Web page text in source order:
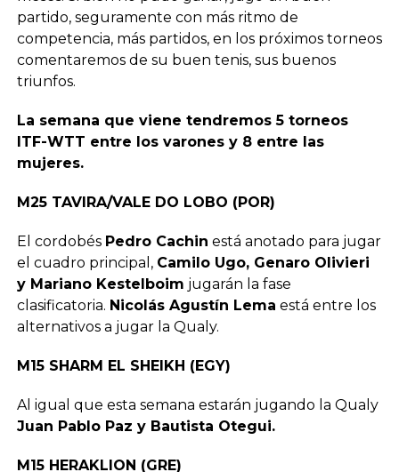
partido, seguramente con más ritmo de
competencia, más partidos, en los próximos torneos
comentaremos de su buen tenis, sus buenos
triunfos.
La semana que viene tendremos 5 torneos
ITF-WTT entre los varones y 8 entre las
mujeres.
M25 TAVIRA/VALE DO LOBO (POR)
El cordobés Pedro Cachin está anotado para jugar
el cuadro principal, Camilo Ugo, Genaro Olivieri
y Mariano Kestelboim jugarán la fase
clasificatoria. Nicolás Agustín Lema está entre los
alternativos a jugar la Qualy.
M15 SHARM EL SHEIKH (EGY)
Al igual que esta semana estarán jugando la Qualy
Juan Pablo Paz y Bautista Otegui.
M15 HERAKLION (GRE)